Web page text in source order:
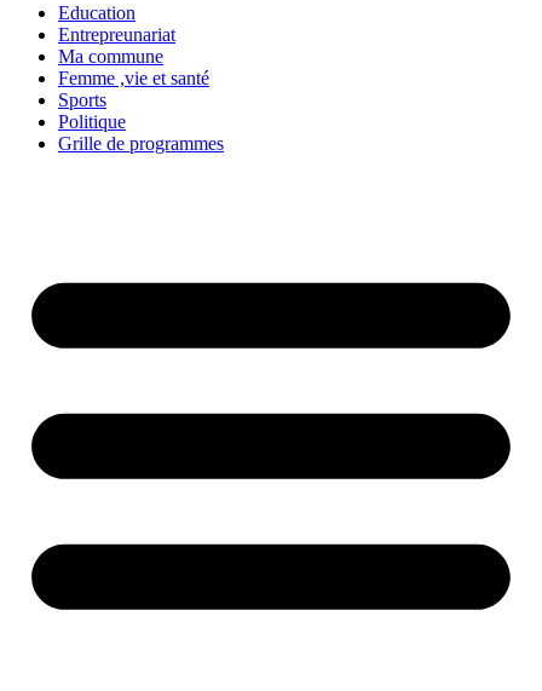
Education
Entrepreunariat
Ma commune
Femme ,vie et santé
Sports
Politique
Grille de programmes